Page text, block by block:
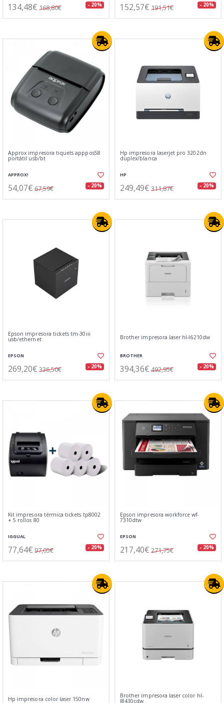
134,48€ 168,80€ - 20% 152,57€ 191,51€ - 20%
Approx impresora tiquets apppos58
portátil usb/bt
APPROX!
54,07€ 67,59€ - 20%
Hp impresora laserjet pro 3202dn
duplex/blanca
HP
249,49€ 311,87€ - 20%
Epson impresora tickets tm-30iii
usb/ethernet
EPSON
269,20€ 336,50€ - 20%
Brother impresora laser hl-l6210dw
BROTHER
394,36€ 492,95€ - 20%
Kit impresora térmica tickets tp8002
+ 5 rollos 80
IGGUAL
77,64€ 97,05€ - 20%
Epson impresora workforce wf-
7310dtw
EPSON
217,40€ 271,75€ - 20%
Hp impresora color laser 150nw Brother impresora laser color hl-
l8430cdw